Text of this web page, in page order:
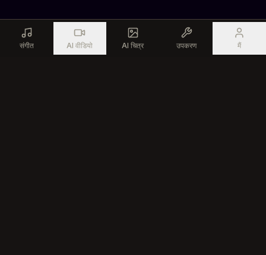
संगीत AI वीडियो AI चित्र उपकरण मैं